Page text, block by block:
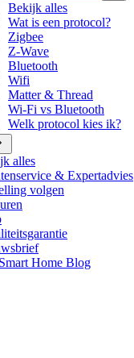
Bekijk alles
Wat is een protocol?
Zigbee
Z-Wave
Bluetooth
Wifi
Matter & Thread
Wi-Fi vs Bluetooth
Welk protocol kies ik?
alles
& Expertadvies
volgen
Home Blog